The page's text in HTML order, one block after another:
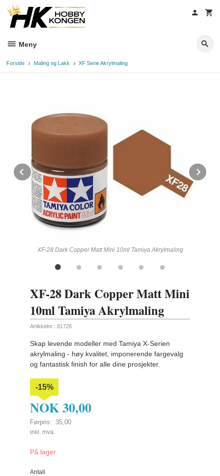
innholdet
Meny
Forside Maling og Lakk XF Serie Akrylmaling
XF-28 Dark Copper Matt Mini 10ml Tamiya Akrylmaling
Prev
XF-28 Dark Copper Matt Mini
10ml Tamiya Akrylmaling
Artikkelnr.: 81728
Skap levende modeller med Tamiya X-Serien
akrylmaling - høy kvalitet, imponerende fargevalg
og fantastisk finish for alle dine prosjekter.
NOK30,00
Førpris: 35,00
Rabatt
-15%
inkl. mva.
På lager
Antall